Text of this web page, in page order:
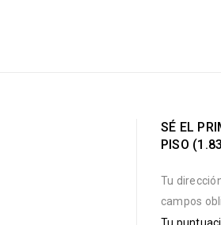
SÉ EL
PISO
Tu
campos